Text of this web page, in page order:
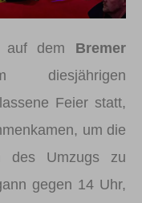
auf dem Bremer
Feier statt,
um die
des Umzugs zu
gegen 14 Uhr,